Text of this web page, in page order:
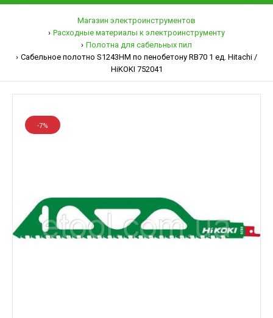
Магазин электроинструментов
Расходные материалы к электроинструменту
Полотна для сабельных пил
Сабельное полотно S1243HM по пенобетону RB70 1 ед. Hitachi /
HiKOKI 752041
-7%